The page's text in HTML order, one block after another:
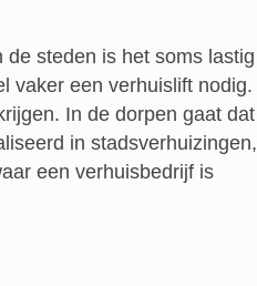
steden is het soms lastig
vaker een verhuislift nodig.
In de dorpen gaat dat
in stadsverhuizingen,
een verhuisbedrijf is